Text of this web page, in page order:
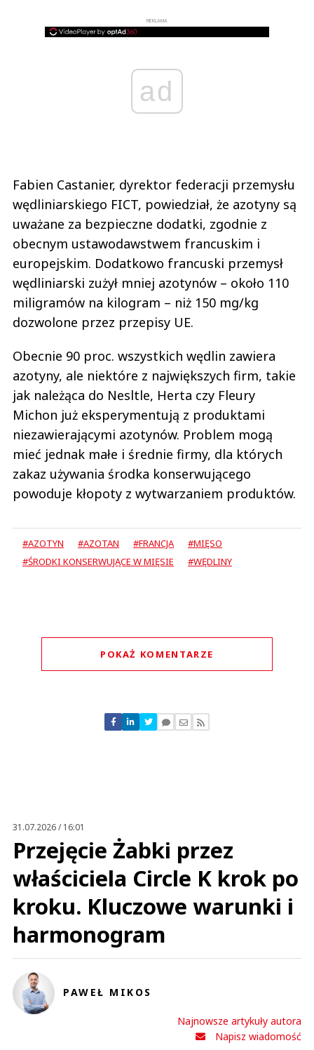
REKLAMA
ad
Fabien Castanier, dyrektor federacji przemysłu
wędliniarskiego FICT, powiedział, że azotyny są
uważane za bezpieczne dodatki, zgodnie z
obecnym ustawodawstwem francuskim i
europejskim. Dodatkowo francuski przemysł
wędliniarski zużył mniej azotynów – około 110
miligramów na kilogram – niż 150 mg/kg
dozwolone przez przepisy UE.
Obecnie 90 proc. wszystkich wędlin zawiera
azotyny, ale niektóre z największych firm, takie
jak należąca do Nesltle, Herta czy Fleury
Michon już eksperymentują z produktami
niezawierającymi azotynów. Problem mogą
mieć jednak małe i średnie firmy, dla których
zakaz używania środka konserwującego
powoduje kłopoty z wytwarzaniem produktów.
#AZOTYN #AZOTAN #FRANCJA
#MIĘSO
#ŚRODKI KONSERWUJĄCE W MIĘSIE
#WĘDLINY
POKAŻ KOMENTARZE
Nie znaleziono komentarzy
Zostaw swoje komentarze
31.07.2026 / 16:01
Przejęcie Żabki przez
właściciela Circle K krok po
kroku. Kluczowe warunki i
harmonogram
PAWEŁ MIKOS
Najnowsze artykuły autora
Napisz wiadomość